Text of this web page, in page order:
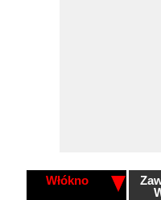
Włókno